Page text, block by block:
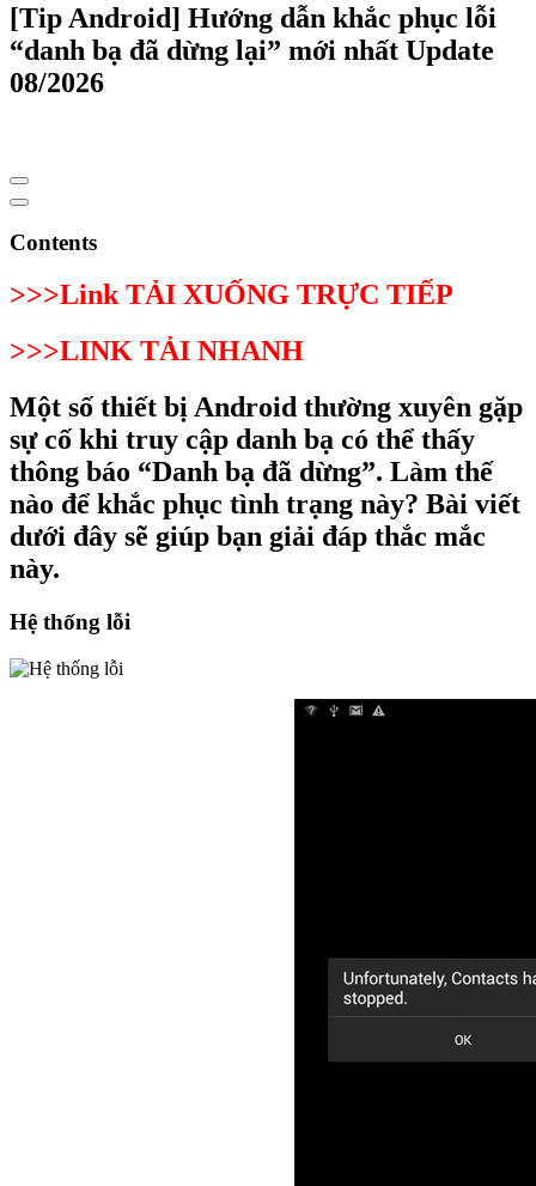
[Tip Android] Hướng dẫn khắc phục lỗi
“danh bạ đã dừng lại” mới nhất Update
08/2026
Contents
>>>Link TẢI XUỐNG TRỰC TIẾP
>>>LINK TẢI NHANH
Một số thiết bị Android thường xuyên gặp
sự cố khi truy cập danh bạ có thể thấy
thông báo “Danh bạ đã dừng”. Làm thế
nào để khắc phục tình trạng này? Bài viết
dưới đây sẽ giúp bạn giải đáp thắc mắc
này.
Hệ thống lỗi